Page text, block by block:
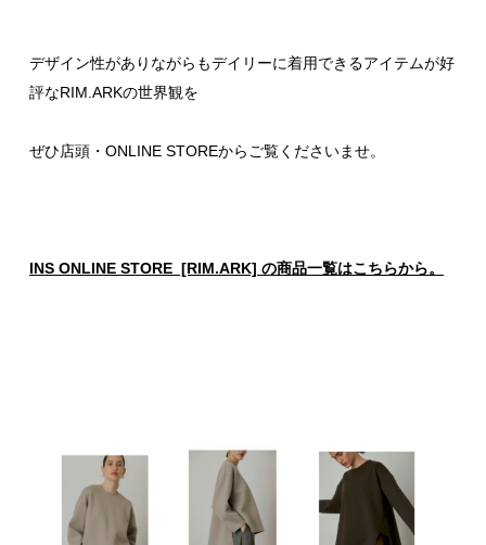
デザイン性がありながらもデイリーに着用できるアイテムが好
評なRIM.ARKの世界観を
ぜひ店頭・ONLINE STOREからご覧くださいませ。
INS ONLINE STORE [RIM.ARK] の商品一覧はこちらから。